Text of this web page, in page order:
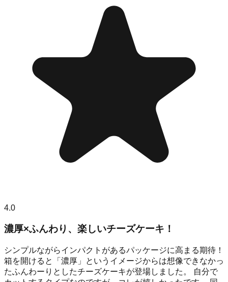
4.0
濃厚×ふんわり、楽しいチーズケーキ！
シンプルながらインパクトがあるパッケージに高まる期待！
箱を開けると「濃厚」というイメージからは想像できなかっ
たふんわーりとしたチーズケーキが登場しました。 自分で